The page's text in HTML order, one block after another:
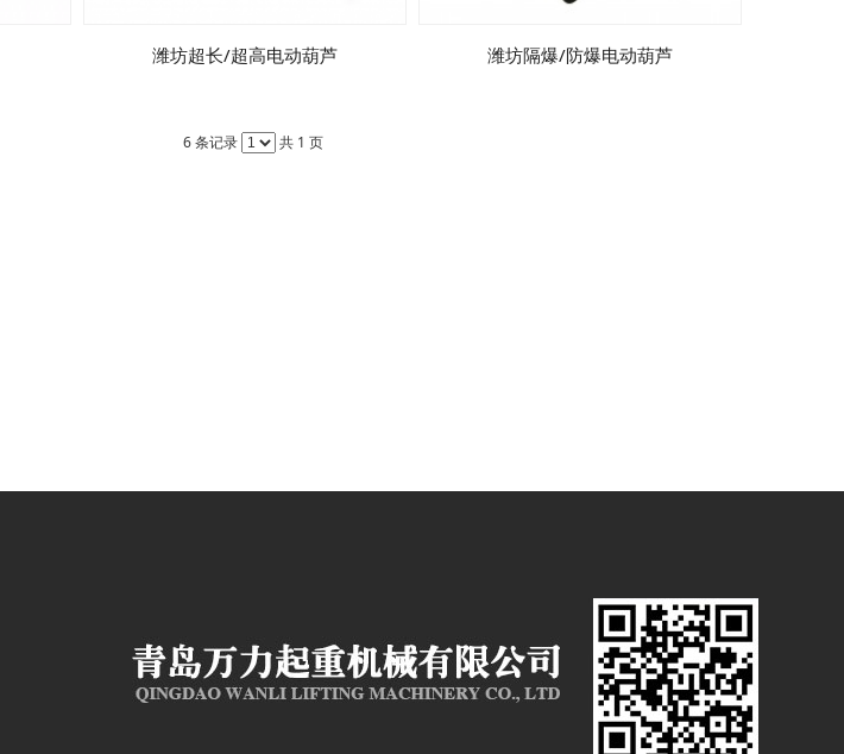
潍坊超长/超高电动葫芦 潍坊隔爆/防爆电动葫芦
6 条记录 共 1 页